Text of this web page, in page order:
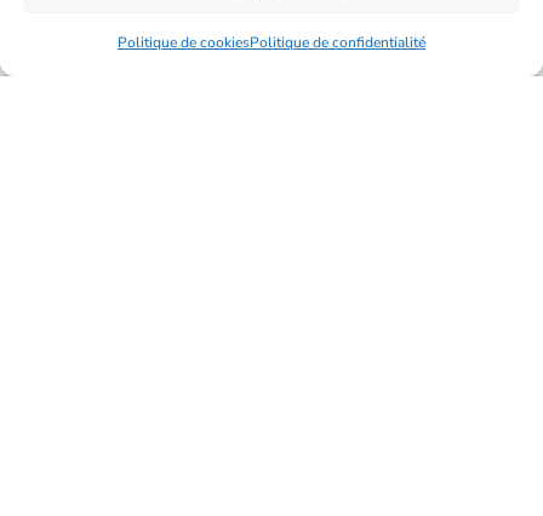
Politique de cookiesPolitique de confidentialité
VENDRE